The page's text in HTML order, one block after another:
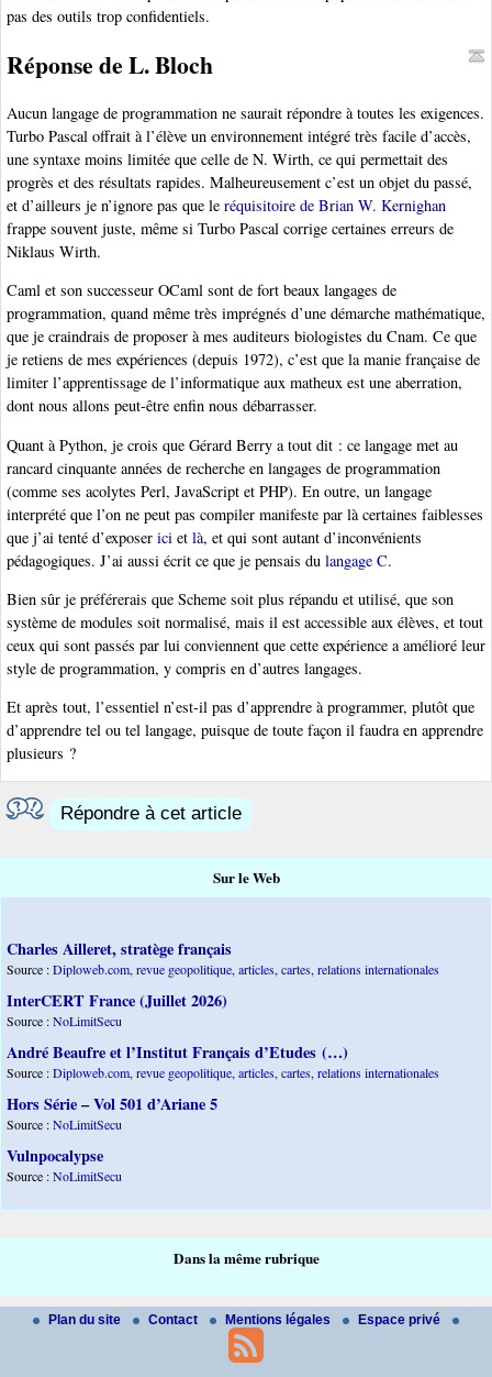
pas des outils trop confidentiels.
Réponse de L. Bloch
Aucun langage de programmation ne saurait répondre à toutes les exigences.
Turbo Pascal offrait à l’élève un environnement intégré très facile d’accès,
une syntaxe moins limitée que celle de N. Wirth, ce qui permettait des
progrès et des résultats rapides. Malheureusement c’est un objet du passé,
et d’ailleurs je n’ignore pas que le réquisitoire de Brian W. Kernighan
frappe souvent juste, même si Turbo Pascal corrige certaines erreurs de
Niklaus Wirth.
Caml et son successeur OCaml sont de fort beaux langages de
programmation, quand même très imprégnés d’une démarche mathématique,
que je craindrais de proposer à mes auditeurs biologistes du Cnam. Ce que
je retiens de mes expériences (depuis 1972), c’est que la manie française de
limiter l’apprentissage de l’informatique aux matheux est une aberration,
dont nous allons peut-être enfin nous débarrasser.
Quant à Python, je crois que Gérard Berry a tout dit : ce langage met au
rancard cinquante années de recherche en langages de programmation
(comme ses acolytes Perl, JavaScript et PHP). En outre, un langage
interprété que l’on ne peut pas compiler manifeste par là certaines faiblesses
que j’ai tenté d’exposer ici et là, et qui sont autant d’inconvénients
pédagogiques. J’ai aussi écrit ce que je pensais du langage C.
Bien sûr je préférerais que Scheme soit plus répandu et utilisé, que son
système de modules soit normalisé, mais il est accessible aux élèves, et tout
ceux qui sont passés par lui conviennent que cette expérience a amélioré leur
style de programmation, y compris en d’autres langages.
Et après tout, l’essentiel n’est-il pas d’apprendre à programmer, plutôt que
d’apprendre tel ou tel langage, puisque de toute façon il faudra en apprendre
plusieurs ?
Répondre à cet article
Sur le Web
Charles Ailleret, stratège français
Source :Diploweb.com, revue geopolitique, articles, cartes, relations internationales
InterCERT France (Juillet 2026)
Source :NoLimitSecu
André Beaufre et l’Institut Français d’Etudes (…)
Source :Diploweb.com, revue geopolitique, articles, cartes, relations internationales
Hors Série – Vol 501 d’Ariane 5
Source :NoLimitSecu
Vulnpocalypse
Source :NoLimitSecu
Dans la même rubrique
Plan du site Contact Mentions légales Espace privé